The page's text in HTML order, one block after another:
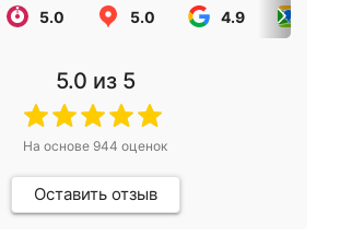
5.0 5.0 4.9
5.0 из 5
На основе 944 оценок
Оставить отзыв